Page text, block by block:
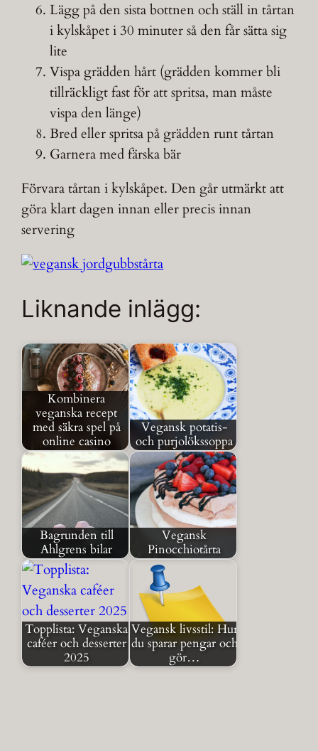
Lägg på den sista bottnen och ställ in tårtan
i kylskåpet i 30 minuter så den får sätta sig
lite
Vispa grädden hårt (grädden kommer bli
tillräckligt fast för att spritsa, man måste
vispa den länge)
Bred eller spritsa på grädden runt tårtan
Garnera med färska bär
Förvara tårtan i kylskåpet. Den går utmärkt att
göra klart dagen innan eller precis innan
servering
Liknande inlägg:
Kombinera
veganska recept
med säkra spel på
online casino
Vegansk potatis-
och purjolökssoppa
Bagrunden till
Ahlgrens bilar
Vegansk
Pinocchiotårta
Topplista: Veganska
caféer och desserter
2025
Vegansk livsstil: Hur
du sparar pengar och
gör…